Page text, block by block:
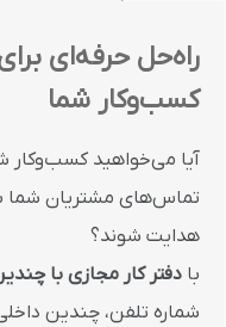
راه‌حل حرفه‌ای
کسب‌وکار شما
آیا می‌خواهید کسب‌وکار
تماس‌های مشتریان شما
هدایت شوند؟
با دفتر کار مجازی با
شماره تلفن، چندین